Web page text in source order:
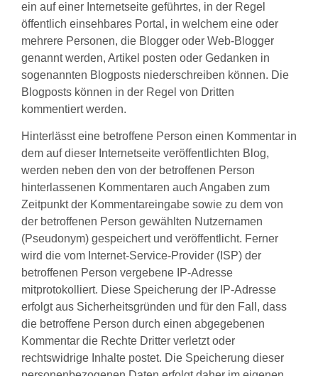
ein auf einer Internetseite geführtes, in der Regel
öffentlich einsehbares Portal, in welchem eine oder
mehrere Personen, die Blogger oder Web-Blogger
genannt werden, Artikel posten oder Gedanken in
sogenannten Blogposts niederschreiben können. Die
Blogposts können in der Regel von Dritten
kommentiert werden.
Hinterlässt eine betroffene Person einen Kommentar in
dem auf dieser Internetseite veröffentlichten Blog,
werden neben den von der betroffenen Person
hinterlassenen Kommentaren auch Angaben zum
Zeitpunkt der Kommentareingabe sowie zu dem von
der betroffenen Person gewählten Nutzernamen
(Pseudonym) gespeichert und veröffentlicht. Ferner
wird die vom Internet-Service-Provider (ISP) der
betroffenen Person vergebene IP-Adresse
mitprotokolliert. Diese Speicherung der IP-Adresse
erfolgt aus Sicherheitsgründen und für den Fall, dass
die betroffene Person durch einen abgegebenen
Kommentar die Rechte Dritter verletzt oder
rechtswidrige Inhalte postet. Die Speicherung dieser